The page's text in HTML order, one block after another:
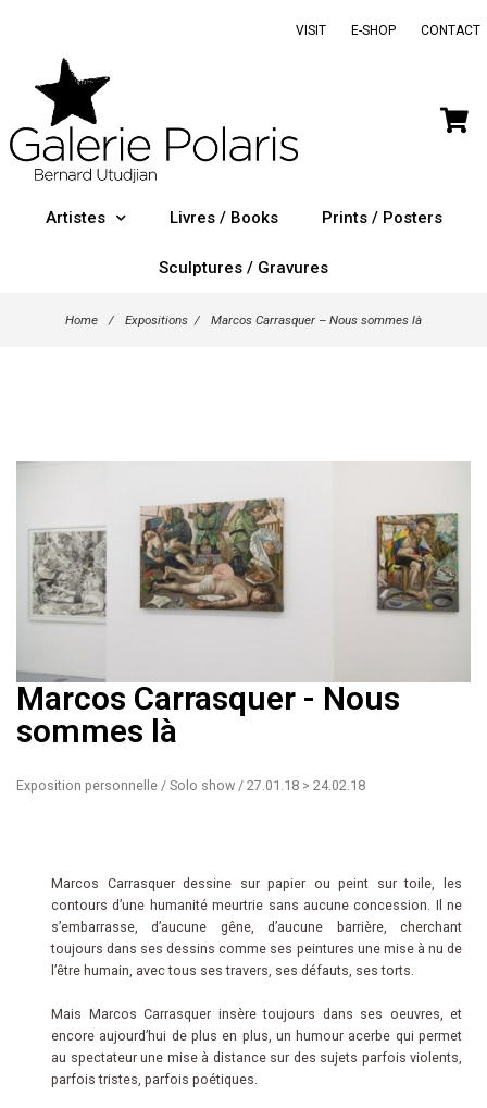
VISIT E-SHOP CONTACT
Artistes Livres / Books Prints / Posters
Sculptures / Gravures
Home / Expositions / Marcos Carrasquer – Nous sommes là
Marcos Carrasquer - Nous
sommes là
Exposition personnelle / Solo show / 27.01.18 > 24.02.18
Marcos Carrasquer dessine sur papier ou peint sur toile, les
contours d’une humanité meurtrie sans aucune concession. Il ne
s’embarrasse, d’aucune gêne, d’aucune barrière, cherchant
toujours dans ses dessins comme ses peintures une mise à nu de
l’être humain, avec tous ses travers, ses défauts, ses torts.
Mais Marcos Carrasquer insère toujours dans ses oeuvres, et
encore aujourd’hui de plus en plus, un humour acerbe qui permet
au spectateur une mise à distance sur des sujets parfois violents,
parfois tristes, parfois poétiques.